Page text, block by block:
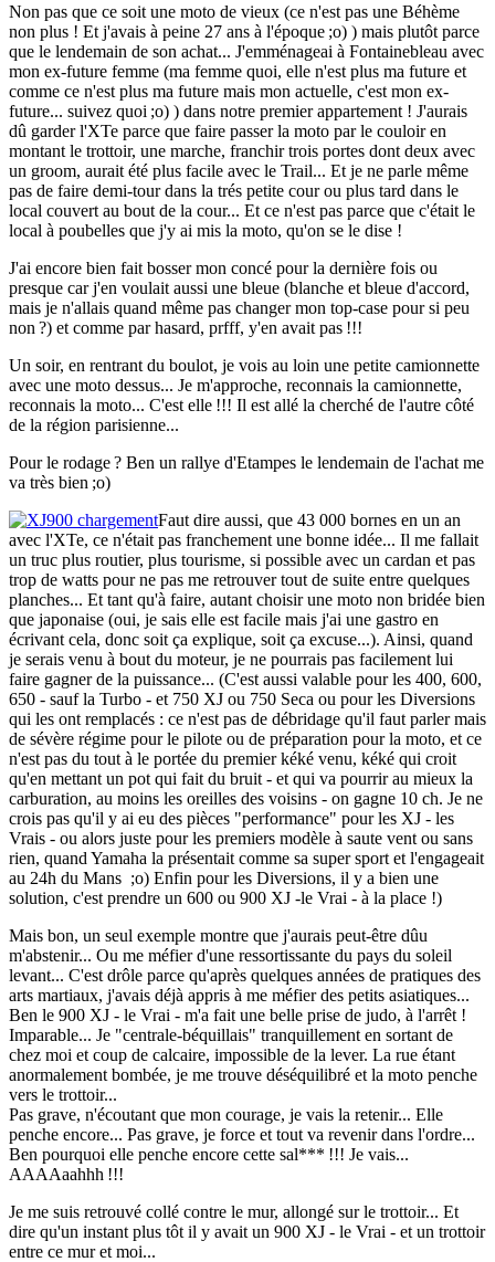
Non pas que ce soit une moto de vieux (ce n'est pas une Béhème
non plus ! Et j'avais à peine 27 ans à l'époque ;o) ) mais plutôt parce
que le lendemain de son achat... J'emménageai à Fontainebleau avec
mon ex-future femme (ma femme quoi, elle n'est plus ma future et
comme ce n'est plus ma future mais mon actuelle, c'est mon ex-
future... suivez quoi ;o) ) dans notre premier appartement ! J'aurais
dû garder l'XTe parce que faire passer la moto par le couloir en
montant le trottoir, une marche, franchir trois portes dont deux avec
un groom, aurait été plus facile avec le Trail... Et je ne parle même
pas de faire demi-tour dans la trés petite cour ou plus tard dans le
local couvert au bout de la cour... Et ce n'est pas parce que c'était le
local à poubelles que j'y ai mis la moto, qu'on se le dise !
J'ai encore bien fait bosser mon concé pour la dernière fois ou
presque car j'en voulait aussi une bleue (blanche et bleue d'accord,
mais je n'allais quand même pas changer mon top-case pour si peu
non ?) et comme par hasard, prfff, y'en avait pas !!!
Un soir, en rentrant du boulot, je vois au loin une petite camionnette
avec une moto dessus... Je m'approche, reconnais la camionnette,
reconnais la moto... C'est elle !!! Il est allé la cherché de l'autre côté
de la région parisienne...
Pour le rodage ? Ben un rallye d'Etampes le lendemain de l'achat me
va très bien ;o)
Faut dire aussi, que 43 000 bornes en un an
avec l'XTe, ce n'était pas franchement une bonne idée... Il me fallait
un truc plus routier, plus tourisme, si possible avec un cardan et pas
trop de watts pour ne pas me retrouver tout de suite entre quelques
planches... Et tant qu'à faire, autant choisir une moto non bridée bien
que japonaise (oui, je sais elle est facile mais j'ai une gastro en
écrivant cela, donc soit ça explique, soit ça excuse...). Ainsi, quand
je serais venu à bout du moteur, je ne pourrais pas facilement lui
faire gagner de la puissance... (C'est aussi valable pour les 400, 600,
650 - sauf la Turbo - et 750 XJ ou 750 Seca ou pour les Diversions
qui les ont remplacés : ce n'est pas de débridage qu'il faut parler mais
de sévère régime pour le pilote ou de préparation pour la moto, et ce
n'est pas du tout à le portée du premier kéké venu, kéké qui croit
qu'en mettant un pot qui fait du bruit - et qui va pourrir au mieux la
carburation, au moins les oreilles des voisins - on gagne 10 ch. Je ne
crois pas qu'il y ai eu des pièces "performance" pour les XJ - les
Vrais - ou alors juste pour les premiers modèle à saute vent ou sans
rien, quand Yamaha la présentait comme sa super sport et l'engageait
au 24h du Mans ;o) Enfin pour les Diversions, il y a bien une
solution, c'est prendre un 600 ou 900 XJ -le Vrai - à la place !)
Mais bon, un seul exemple montre que j'aurais peut-être dûu
m'abstenir... Ou me méfier d'une ressortissante du pays du soleil
levant... C'est drôle parce qu'après quelques années de pratiques des
arts martiaux, j'avais déjà appris à me méfier des petits asiatiques...
Ben le 900 XJ - le Vrai - m'a fait une belle prise de judo, à l'arrêt !
Imparable... Je "centrale-béquillais" tranquillement en sortant de
chez moi et coup de calcaire, impossible de la lever. La rue étant
anormalement bombée, je me trouve déséquilibré et la moto penche
vers le trottoir...
Pas grave, n'écoutant que mon courage, je vais la retenir... Elle
penche encore... Pas grave, je force et tout va revenir dans l'ordre...
Ben pourquoi elle penche encore cette sal*** !!! Je vais...
AAAAaahhh !!!
Je me suis retrouvé collé contre le mur, allongé sur le trottoir... Et
dire qu'un instant plus tôt il y avait un 900 XJ - le Vrai - et un trottoir
entre ce mur et moi...